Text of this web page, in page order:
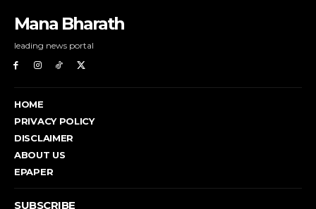
Mana Bharath
leading news portal
HOME
PRIVACY POLICY
DISCLAIMER
ABOUT US
EPAPER
SUBSCRIBE